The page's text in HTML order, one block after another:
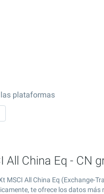
plataformas
All China Eq - CN
MSCI All China Eq
te ofrece los datos más